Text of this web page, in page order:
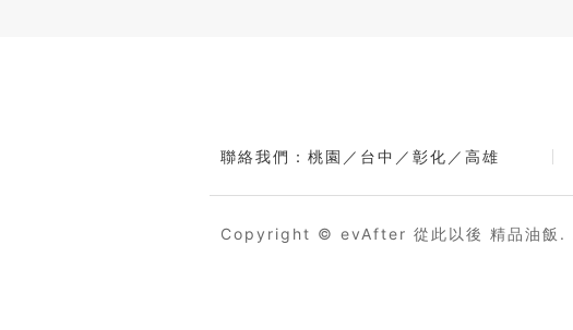
聯絡我們：桃園／台中／彰化／高雄
Copyright © evAfter 從此以後 精品油飯.